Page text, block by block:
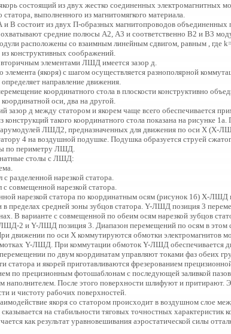
состоящий из двух жестко соединенных электромагнитных
статора, выполненного из магнитомягкого материала.
В состоит из двух П-образных магнитопроводов объединенных
средние полюсы А2, А3 и соответственно В2 и В3
расположены со взаимным линейным сдвигом, равным , где
из конструктивных соображений.
элементами ЛШД имеется зазор д.
элемента (якоря) с шагом осуществляется разнополярной
направление движения.
координатного стола в плоскости конструктивно
оси, два на другой.
зазор д между статором и якорем чаще всего обеспечивается
конструкций такого координатного стола показана на рисунке
ЛШД2, предназначенных для движения по оси Х (Х-
4 на воздушной подушке. Подушка образуется струей
по периметру ЛШД.
столы с ЛШД:
разделенной нарезкой статора.
совмещенной нарезкой статора.
нарезкой статора по координатным осям (рисунок 1б) Х-ЛШД
в пределах средней зоны зубцов статора. Y-ЛШД позиция 3
В варианте с совмещенной по обеим осям нарезкой зубцов
2 и Y-ЛШД позиция 3. Диапазон перемещений по осям в этом
движении по оси Х коммутируются обмотки электромагнитов
Y-ЛШД. При коммутации обмоток Y-ЛШД обеспечивается
по двум координатам управляют токами фаз обеих
статора и якорей приготавливаются фрезерованием
по прецизионным фотошаблонам с последующей заливкой
наполнителем. После этого поверхности шлифуют и притирают.
и чистоту рабочих поверхностей.
якоря со статором происходит в воздушном слое
сказывается на стабильности тяговых точностных
как результат уравновешивания аэростатической силы